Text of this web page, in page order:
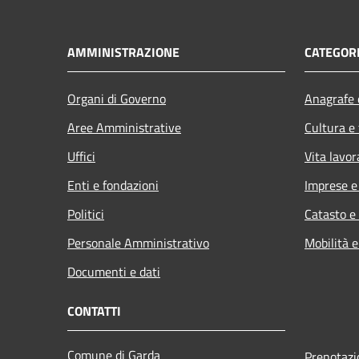
AMMINISTRAZIONE
Organi di Governo
Aree Amministrative
Uffici
Enti e fondazioni
Politici
Personale Amministrativo
Documenti e dati
Cultura
Vita
Imprese
Catasto
Mobilità
CONTATTI
Comune di Garda